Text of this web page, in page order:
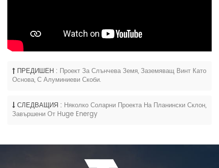
ПРЕДИШЕН : Проект За Слънчева Земя, Заземяващ Винт Като
Основа, С Алуминиеви Скоби.
СЛЕДВАЩИЯ : Няколко Соларни Проекта На Планински Склон,
Завършени От Huge Energy